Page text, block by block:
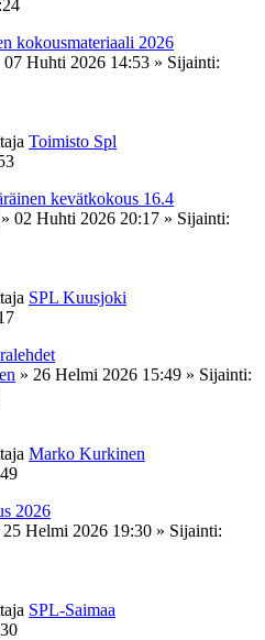
kokousmateriaali 2026
07 Huhti 2026 14:53 » Sijainti:
Toimisto Spl
kevätkokous 16.4
» 02 Huhti 2026 20:17 » Sijainti:
SPL Kuusjoki
» 26 Helmi 2026 15:49 » Sijainti:
Marko Kurkinen
2026
25 Helmi 2026 19:30 » Sijainti:
SPL-Saimaa